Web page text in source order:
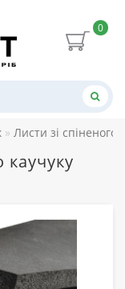
0
Листи зі спіненого
каучуку